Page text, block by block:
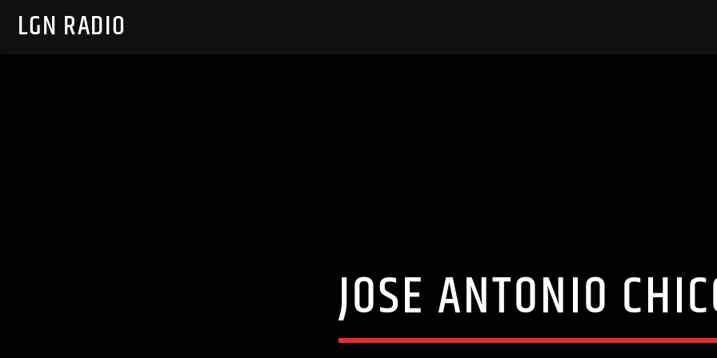
LGN RADIO
JOSE ANTONIO